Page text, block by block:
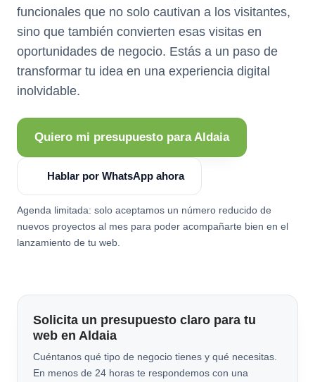
funcionales que no solo cautivan a los visitantes,
sino que también convierten esas visitas en
oportunidades de negocio. Estás a un paso de
transformar tu idea en una experiencia digital
inolvidable.
Quiero mi presupuesto para Aldaia
Hablar por WhatsApp ahora
Agenda limitada: solo aceptamos un número reducido de
nuevos proyectos al mes para poder acompañarte bien en el
lanzamiento de tu web.
Solicita un presupuesto claro para tu
web en Aldaia
Cuéntanos qué tipo de negocio tienes y qué necesitas.
En menos de 24 horas te respondemos con una